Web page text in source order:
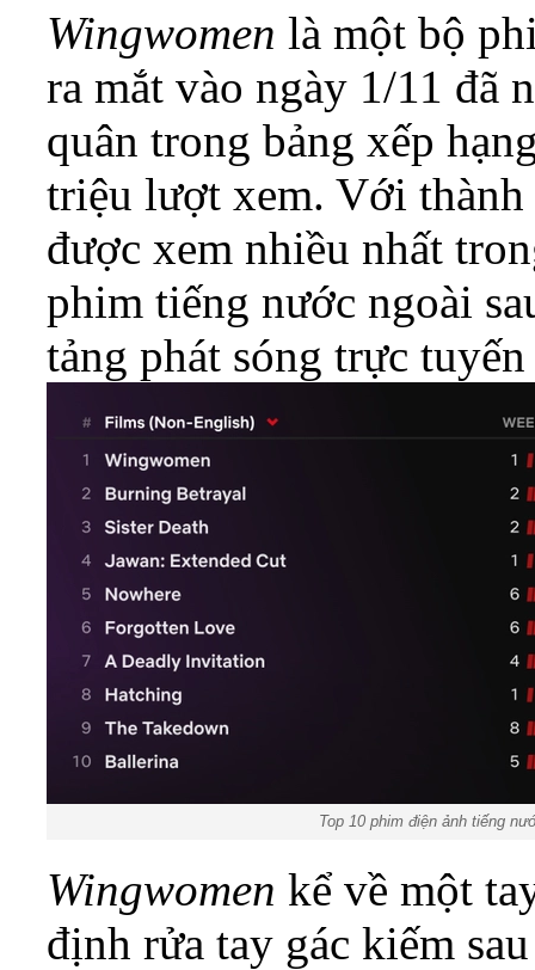
Wingwomen là một bộ
ra mắt vào ngày 1/11 đã
quân trong bảng xếp
triệu lượt xem. Với
được xem nhiều nhất
phim tiếng nước ngoài
tảng phát sóng trực tuyến
Top 10 phim điện ảnh tiếng
Wingwomen kể về một
định rửa tay gác kiếm